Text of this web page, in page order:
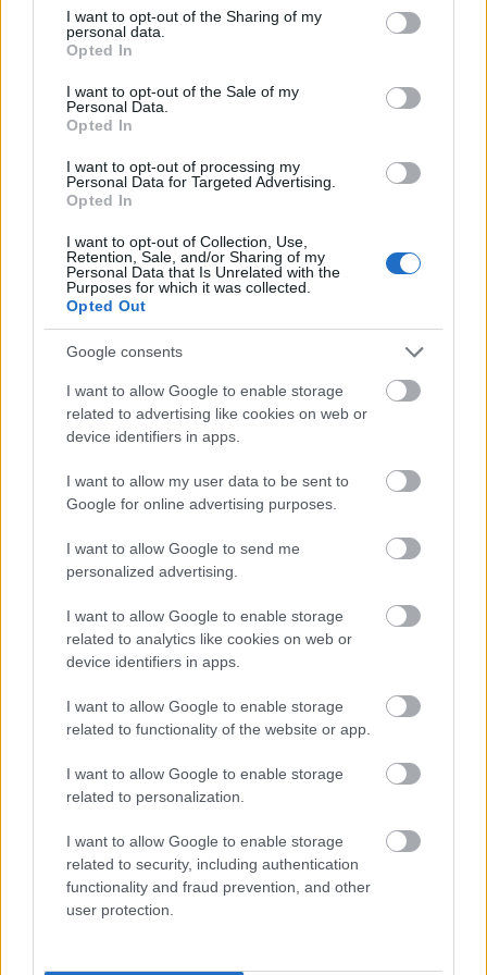
not limited to your visit or usage behaviour. You may click to
grant or deny consent to Google and its third-party tags to
use your data for below specified purposes in below Google
consent section.
I want to opt-out of the Sharing of my
personal data.
Opted In
I want to opt-out of the Sale of my
Personal Data.
Opted In
I want to opt-out of processing my
Personal Data for Targeted Advertising.
Opted In
I want to opt-out of Collection, Use,
Retention, Sale, and/or Sharing of my
Personal Data that Is Unrelated with the
Purposes for which it was collected.
Opted Out
Google consents
I want to allow Google to enable storage
related to advertising like cookies on web or
device identifiers in apps.
I want to allow my user data to be sent to
Google for online advertising purposes.
I want to allow Google to send me
personalized advertising.
I want to allow Google to enable storage
related to analytics like cookies on web or
device identifiers in apps.
I want to allow Google to enable storage
related to functionality of the website or app.
I want to allow Google to enable storage
related to personalization.
I want to allow Google to enable storage
related to security, including authentication
functionality and fraud prevention, and other
user protection.
Οι δημοτικές αρχές έχουν εκφράσει τον
των νέων παγίων μπορεί να επιβαρύνει
περαιτέρω τους ήδη πιεσμένους
την οποία οι δαπάνες για ενέργεια, συντήρηση
υποδομών και παροχή βασικών υπηρεσιών
παραμένουν αυξημένες.
Από την πλευρά της, η ΕΥΔΑΠ έχει επισημάνει ότι
οι αλλαγές εφαρμόζονται στο πλαίσιο του νέου
ρυθμιστικού μοντέλου τιμολόγησης που ενέκρινε
η ΡΑΑΕΥ και εντάσσονται σε μια ευρύτερη
ενίσχυσης της ανθεκτικότητας των δικτύων